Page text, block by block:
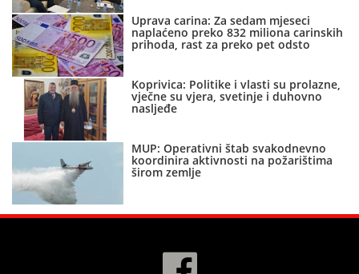
Uprava carina: Za sedam mjeseci
naplaćeno preko 832 miliona carinskih
prihoda, rast za preko pet odsto
Koprivica: Politike i vlasti su prolazne,
vječne su vjera, svetinje i duhovno
nasljeđe
MUP: Operativni štab svakodnevno
koordinira aktivnosti na požarištima
širom zemlje